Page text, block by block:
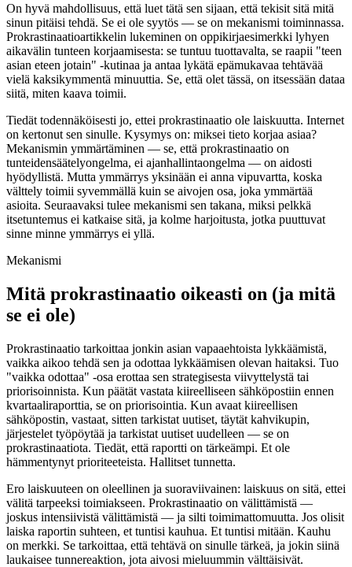
On hyvä mahdollisuus, että luet tätä sen sijaan, että tekisit sitä mitä
sinun pitäisi tehdä. Se ei ole syytös — se on mekanismi toiminnassa.
Prokrastinaatioartikkelin lukeminen on oppikirjaesimerkki lyhyen
aikavälin tunteen korjaamisesta: se tuntuu tuottavalta, se raapii "teen
asian eteen jotain" -kutinaa ja antaa lykätä epämukavaa tehtävää
vielä kaksikymmentä minuuttia. Se, että olet tässä, on itsessään dataa
siitä, miten kaava toimii.
Tiedät todennäköisesti jo, ettei prokrastinaatio ole laiskuutta. Internet
on kertonut sen sinulle. Kysymys on: miksei tieto korjaa asiaa?
Mekanismin ymmärtäminen — se, että prokrastinaatio on
tunteidensäätelyongelma, ei ajanhallintaongelma — on aidosti
hyödyllistä. Mutta ymmärrys yksinään ei anna vipuvartta, koska
välttely toimii syvemmällä kuin se aivojen osa, joka ymmärtää
asioita. Seuraavaksi tulee mekanismi sen takana, miksi pelkkä
itsetuntemus ei katkaise sitä, ja kolme harjoitusta, jotka puuttuvat
sinne minne ymmärrys ei yllä.
Mekanismi
Mitä prokrastinaatio oikeasti on (ja mitä
se ei ole)
Prokrastinaatio tarkoittaa jonkin asian vapaaehtoista lykkäämistä,
vaikka aikoo tehdä sen ja odottaa lykkäämisen olevan haitaksi. Tuo
"vaikka odottaa" -osa erottaa sen strategisesta viivyttelystä tai
priorisoinnista. Kun päätät vastata kiireelliseen sähköpostiin ennen
kvartaaliraporttia, se on priorisointia. Kun avaat kiireellisen
sähköpostin, vastaat, sitten tarkistat uutiset, täytät kahvikupin,
järjestelet työpöytää ja tarkistat uutiset uudelleen — se on
prokrastinaatiota. Tiedät, että raportti on tärkeämpi. Et ole
hämmentynyt prioriteeteista. Hallitset tunnetta.
Ero laiskuuteen on oleellinen ja suoraviivainen: laiskuus on sitä, ettei
välitä tarpeeksi toimiakseen. Prokrastinaatio on välittämistä —
joskus intensiivistä välittämistä — ja silti toimimattomuutta. Jos olisit
laiska raportin suhteen, et tuntisi kauhua. Et tuntisi mitään. Kauhu
on merkki. Se tarkoittaa, että tehtävä on sinulle tärkeä, ja jokin siinä
laukaisee tunnereaktion, jota aivosi mieluummin välttäisivät.